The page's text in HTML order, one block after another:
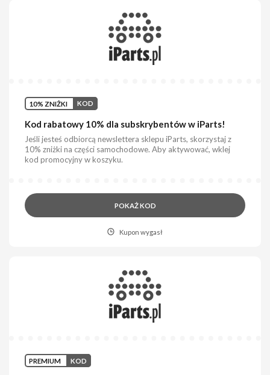
10% ZNIŻKI KOD
Kod rabatowy 10% dla subskrybentów w iParts!
Jeśli jesteś odbiorcą newslettera sklepu iParts, skorzystaj z
10% zniżki na części samochodowe. Aby aktywować, wklej
kod promocyjny w koszyku.
POKAŻ KOD
Kupon wygasł
PREMIUM KOD